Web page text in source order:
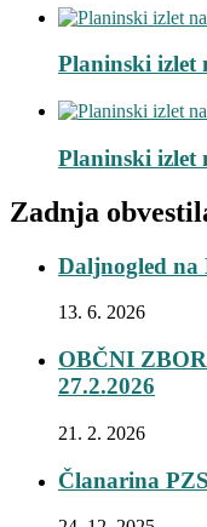
Planinski izlet
Planinski izlet
Zadnja
Daljnogled
13. 6. 2026
OBČNI
27.2.2026
21. 2. 2026
Članarina